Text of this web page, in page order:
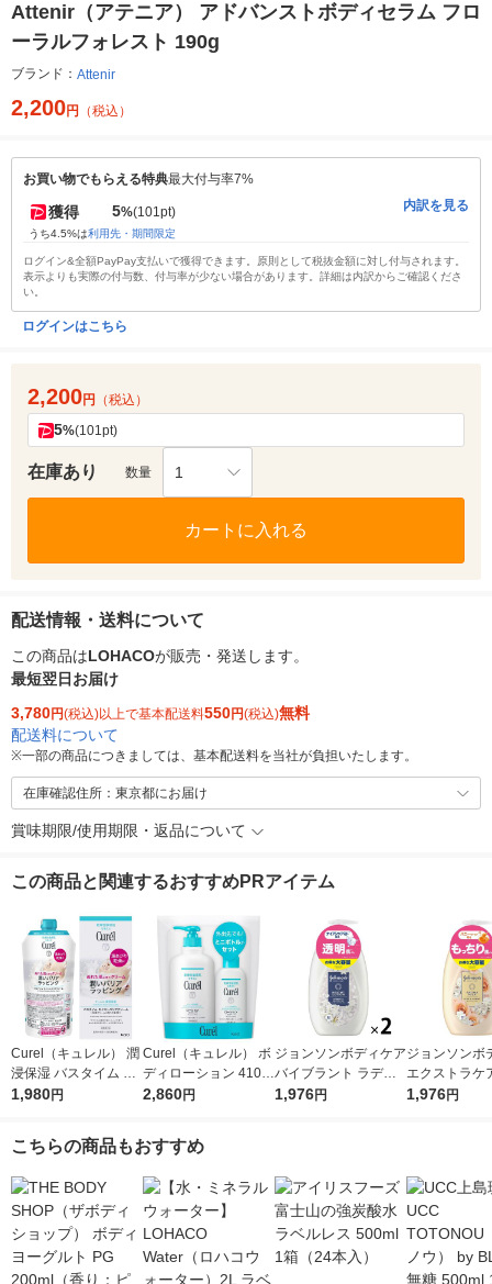
Attenir（アテニア） アドバンストボディセラム フロ
ーラルフォレスト 190g
ブランド： Attenir
2,200円 （税込）
お買い物でもらえる特典最大付与率7%
獲得 5%(101pt)
うち4.5%は利用先・期間限定
内訳を見る
ログイン&全額PayPay支払いで獲得できます。原則として税抜金額に対し付与されます。
表示よりも実際の付与数、付与率が少ない場合があります。詳細は内訳からご確認くださ
い。
ログインはこちら
2,200円 （税込）
5%(101pt)
在庫あり 数量 1
カートに入れる
配送情報・送料について
この商品はLOHACOが販売・発送します。
最短翌日お届け
3,780円(税込)以上で基本配送料550円(税込)無料
配送料について
※一部の商品につきましては、基本配送料を当社が負担いたします。
在庫確認住所：東京都にお届け
賞味期限/使用期限・返品について
この商品と関連するおすすめPRアイテム
Curel（キュレル） 潤
浸保湿 バスタイム モ
イストバリアクリーム
1,980円
Curel（キュレル） ボ
ディローション 410m
L+110mLセット 花王
2,860円
ジョンソンボディケア
バイブラント ラディ
アンス アロマミルク
1,976円
ジョンソンボ
エクストラケ
ミルク 500ml
1,976円
こちらの商品もおすすめ